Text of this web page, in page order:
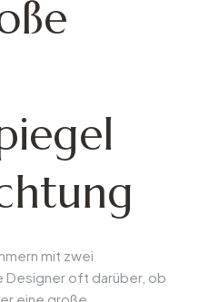
mit zwei
Designer oft darüber, ob